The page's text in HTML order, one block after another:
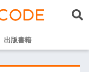
出版書籍